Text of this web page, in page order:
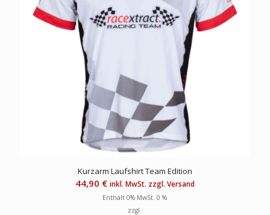
Kurzarm Laufshirt Team Edition
44,90 € inkl. MwSt. zzgl. Versand
Enthält 0% MwSt. 0 %
zzgl.